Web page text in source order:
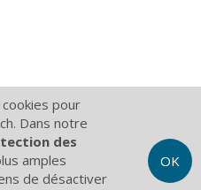
pour
Dans notre
des
amples
de désactiver
OK